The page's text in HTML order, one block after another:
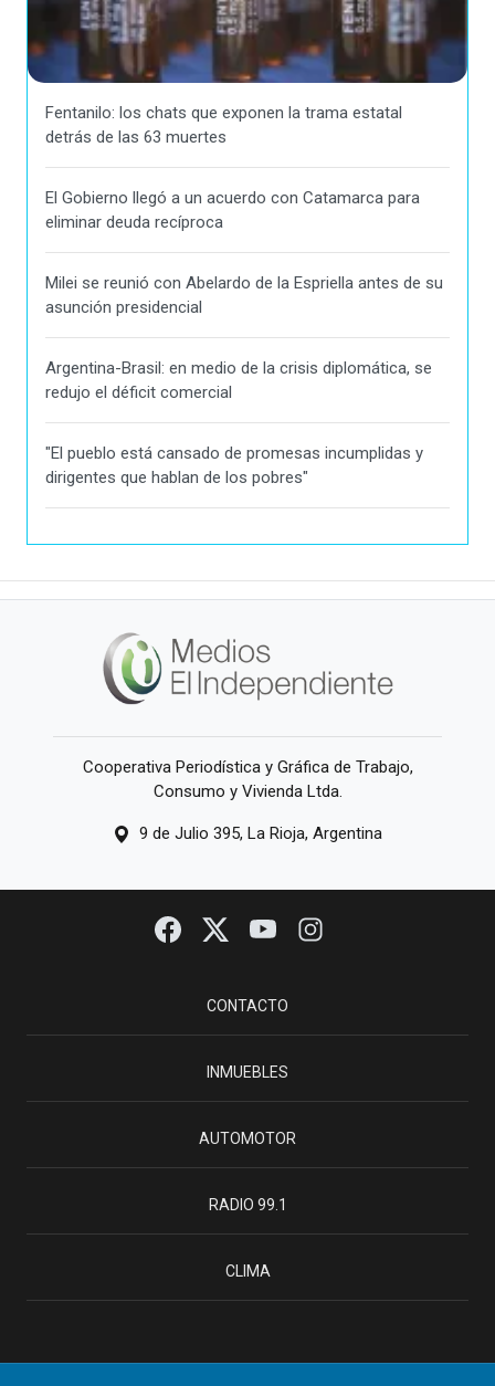
Fentanilo: los chats que exponen la trama estatal
detrás de las 63 muertes
El Gobierno llegó a un acuerdo con Catamarca para
eliminar deuda recíproca
Milei se reunió con Abelardo de la Espriella antes de su
asunción presidencial
Argentina-Brasil: en medio de la crisis diplomática, se
redujo el déficit comercial
"El pueblo está cansado de promesas incumplidas y
dirigentes que hablan de los pobres"
Cooperativa Periodística y Gráfica de Trabajo,
Consumo y Vivienda Ltda.
9 de Julio 395, La Rioja, Argentina
CONTACTO
INMUEBLES
AUTOMOTOR
RADIO 99.1
CLIMA